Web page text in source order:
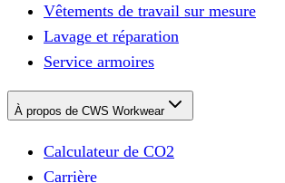
Vêtements de travail sur mesure
Lavage et réparation
Service armoires
À propos de CWS Workwear
Calculateur de CO2
Carrière